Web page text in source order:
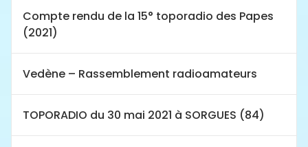
Compte rendu de la 15° toporadio des Papes
(2021)
Vedène – Rassemblement radioamateurs
TOPORADIO du 30 mai 2021 à SORGUES (84)